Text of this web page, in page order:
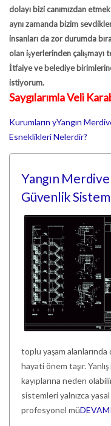
dolayı bizi canımızdan
aynı zamanda bizim
insanları da zor durumda
olan işyerlerinden
İtfaiye ve belediye
istiyorum.
Saygılarımla Veli
Kurumların yYangın
Esneklikleri Nelerdir?
Yangın
Güvenlik
toplu yaşam alanlarında
hayati önem taşır.
kayıplarına neden
sistemleri yalnızca
profesyonel müDEVAMI